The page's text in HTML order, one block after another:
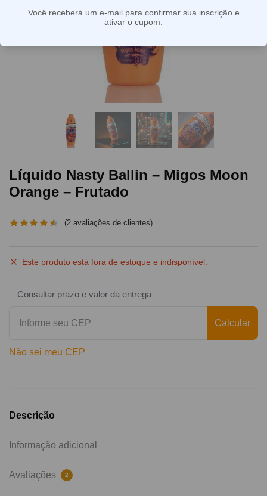
Líquido Nasty Ballin – Migos Moon
Orange – Frutado
(2 avaliações de clientes)
Este produto está fora de estoque e indisponível.
Consultar prazo e valor da entrega
Calcular
Não sei meu CEP
Descrição
Informação adicional
Avaliações 2
Você receberá um e-mail para confirmar sua inscrição e
ativar o cupom.